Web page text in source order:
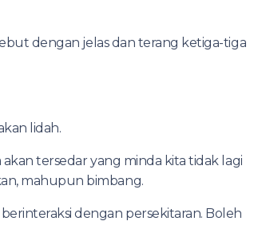
dengan jelas dan terang ketiga-tiga
lidah.
tersedar yang minda kita tidak lagi
mahupun bimbang.
dengan persekitaran. Boleh